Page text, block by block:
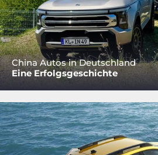
China Autos in Deutschland
Eine Erfolgsgeschichte